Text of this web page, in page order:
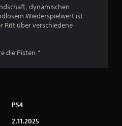
t
g
dynamischen
Wiederspielwert ist
Ritt über verschiedene
die Pisten.“
PS4
2.11.2025